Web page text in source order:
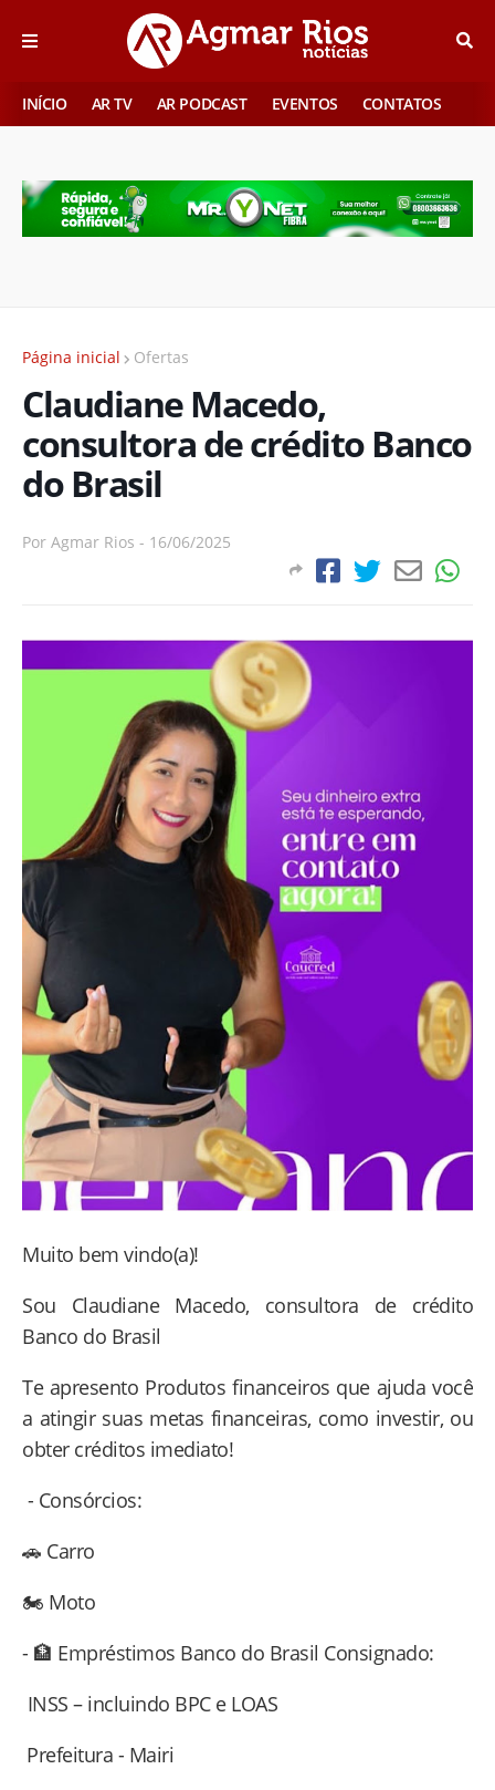
INÍCIO AR TV AR PODCAST EVENTOS CONTATOS
Página inicial Ofertas
Claudiane Macedo,
consultora de crédito Banco
do Brasil
Por Agmar Rios - 16/06/2025
Muito bem vindo(a)!
Sou Claudiane Macedo, consultora de crédito
Banco do Brasil
Te apresento Produtos financeiros que ajuda você
a atingir suas metas financeiras, como investir, ou
obter créditos imediato!
- Consórcios:
🚗 Carro
🏍 Moto
- 🏦 Empréstimos Banco do Brasil Consignado:
INSS – incluindo BPC e LOAS
⁠Prefeitura - Mairi